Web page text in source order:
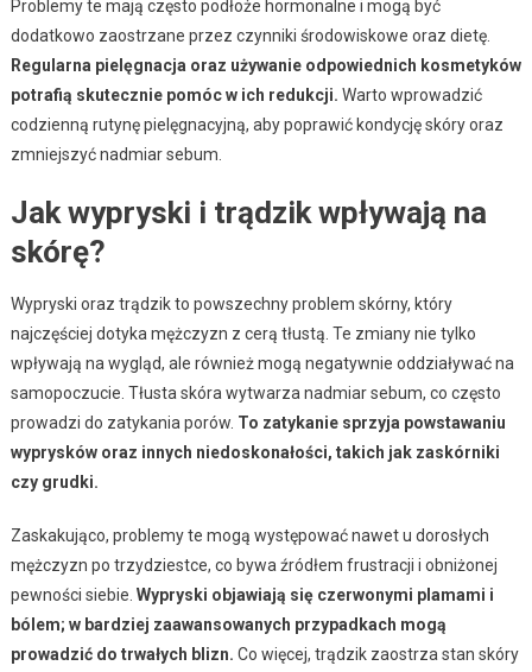
Problemy te mają często podłoże hormonalne i mogą być
dodatkowo zaostrzane przez czynniki środowiskowe oraz dietę.
Regularna pielęgnacja oraz używanie odpowiednich kosmetyków
potrafią skutecznie pomóc w ich redukcji. Warto wprowadzić
codzienną rutynę pielęgnacyjną, aby poprawić kondycję skóry oraz
zmniejszyć nadmiar sebum.
Jak wypryski i trądzik wpływają na
skórę?
Wypryski oraz trądzik to powszechny problem skórny, który
najczęściej dotyka mężczyzn z cerą tłustą. Te zmiany nie tylko
wpływają na wygląd, ale również mogą negatywnie oddziaływać na
samopoczucie. Tłusta skóra wytwarza nadmiar sebum, co często
prowadzi do zatykania porów. To zatykanie sprzyja powstawaniu
wyprysków oraz innych niedoskonałości, takich jak zaskórniki
czy grudki.
Zaskakująco, problemy te mogą występować nawet u dorosłych
mężczyzn po trzydziestce, co bywa źródłem frustracji i obniżonej
pewności siebie. Wypryski objawiają się czerwonymi plamami i
bólem; w bardziej zaawansowanych przypadkach mogą
prowadzić do trwałych blizn. Co więcej, trądzik zaostrza stan skóry